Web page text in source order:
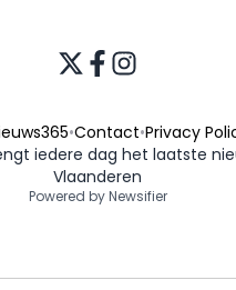
•Contact•Privacy
iedere dag het laatste
Vlaanderen
Powered by Newsifier